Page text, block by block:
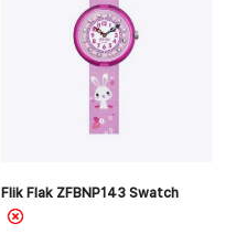
Flik Flak ZFBNP143 Swatch